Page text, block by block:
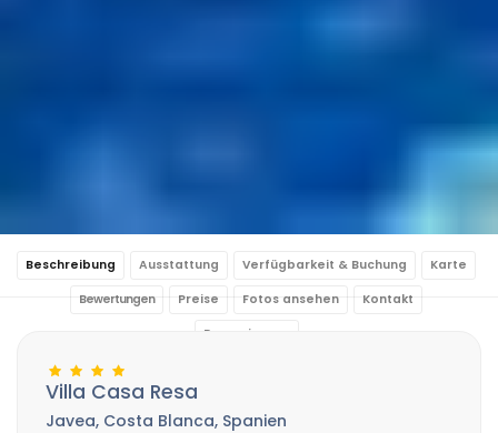
Beschreibung Ausstattung Verfügbarkeit & Buchung Karte
Bewertungen Preise Fotos ansehen Kontakt
Reservierung
Villa Casa Resa
Javea, Costa Blanca, Spanien